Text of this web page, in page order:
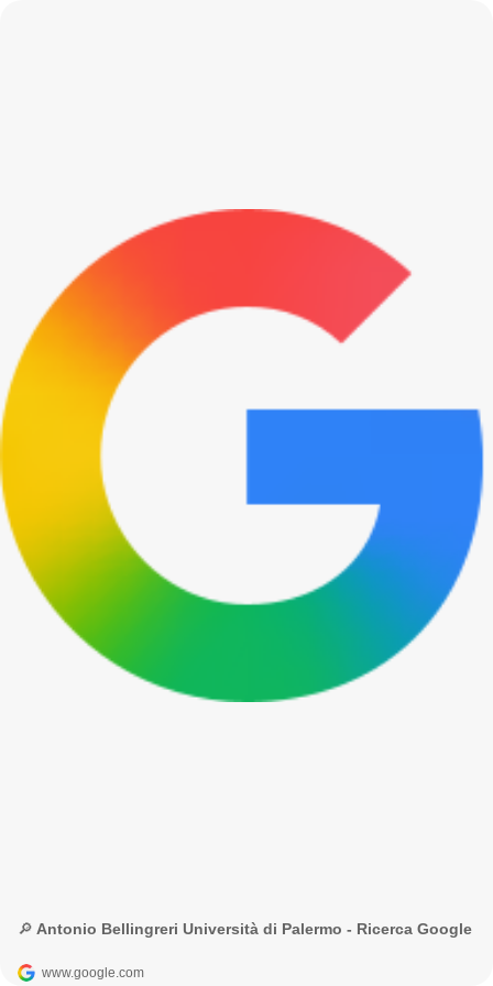
🔎 Antonio Bellingreri Università di Palermo - Ricerca Google
www.google.com